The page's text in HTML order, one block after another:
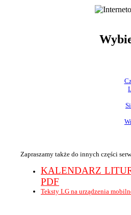
Zapraszamy także do innych części
KALENDARZ
PDF
Teksty LG na urządzenia